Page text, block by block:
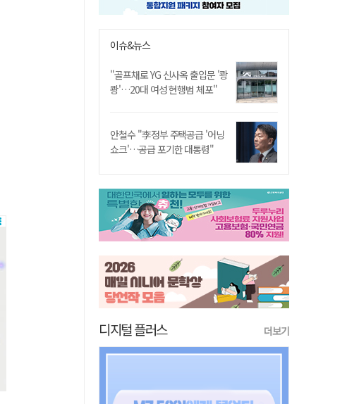
이슈&뉴스
"골프채로 YG 신사옥 출입문 '쾅
쾅'…20대 여성 현행범 체포"
안철수 "李정부 주택공급 '어닝
쇼크'…공급 포기한 대통령"
디지털 플러스 더보기